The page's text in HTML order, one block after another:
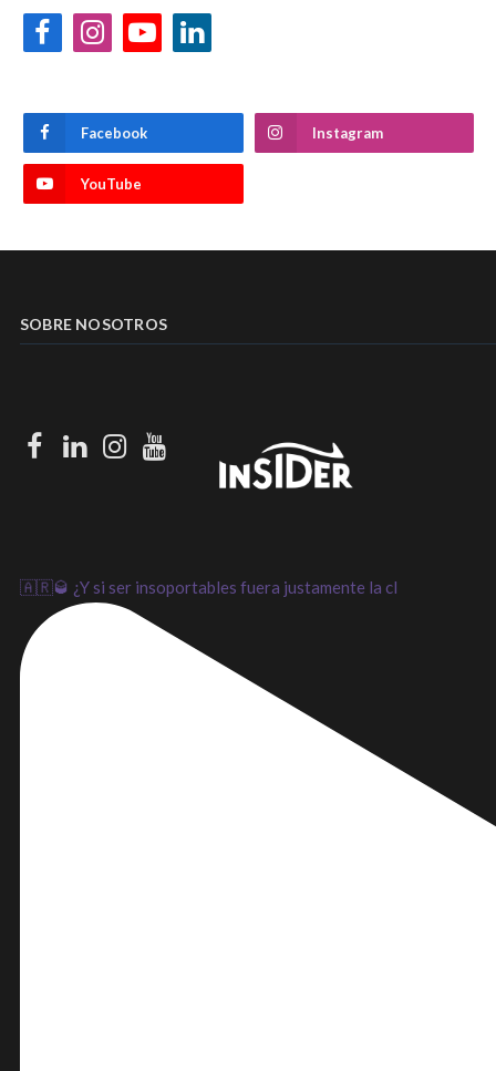
FacebookInstagramYouTubeLinkedIn
Facebook Instagram
YouTube
SOBRE NOSOTROS
Facebook
LinkedIn
Instagram
Youtube
🇦🇷🥃 ¿Y si ser insoportables fuera justamente la cl